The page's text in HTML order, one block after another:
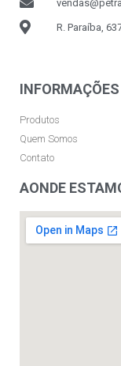
R. Paraíba,
INFORMAÇÕES
Produtos
Quem Somos
Contato
AONDE